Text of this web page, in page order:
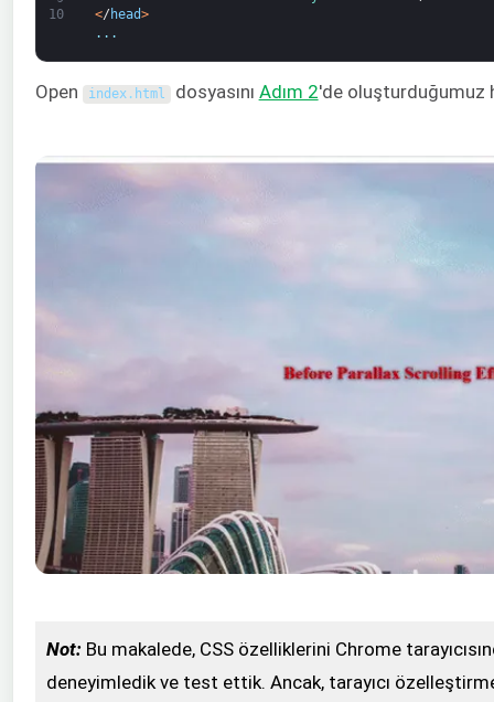
10
</ head>
. . .
Open index. html dosyasını Adım 2'de oluşturduğumuz
Not: Bu makalede, CSS özelliklerini Chrome
deneyimledik ve test ettik. Ancak, tarayıcı